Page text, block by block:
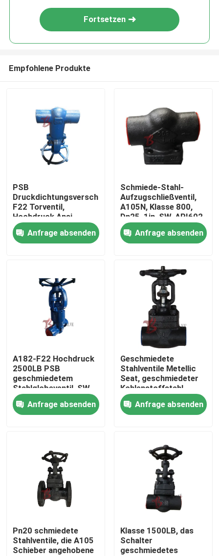
Produkte
Über uns
Fabrik-Ausflug
Qualitätskontrolle
Nachrichten
Fordern Sie ein Zitat
Rückschlagklappe
Fortsetzen
Empfohlene Produkte
PSB
Druckdichtungsverschluss
F22 Torventil,
Hochdruck Ansi
2500LB geschmiedete
Stahltorventile, Dn25,
SW Verbindung
Anfrage absenden
Schmiede-Stahl-
Aufzugschließventil,
A105N, Klasse 800,
Dn25, 1in, SW, API602
Anfrage absenden
A182-F22 Hochdruck
2500LB PSB
geschmiedetem
Stahlglobeventil, SW,
DN25
Anfrage absenden
Geschmiedete
Stahlventile Metellic
Seat, geschmiedeter
Kohlenstoffstahl-
Schieber
Anfrage absenden
Pn20 schmiedete
Stahlventile, die A105
Schieber angehobene
Klasse 1500LB, das
Schalter
geschmiedetes